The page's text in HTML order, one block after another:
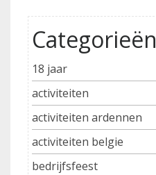
Categorieën
18 jaar
activiteiten
activiteiten ardennen
activiteiten belgie
bedrijfsfeest